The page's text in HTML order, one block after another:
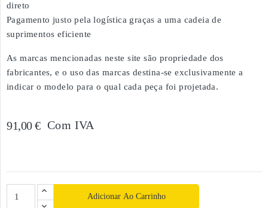
direto
Pagamento justo pela logística graças a uma cadeia de
suprimentos eficiente
As marcas mencionadas neste site são propriedade dos
fabricantes, e o uso das marcas destina-se exclusivamente a
indicar o modelo para o qual cada peça foi projetada.
91,00 € Com IVA
Adicionar Ao Carrinho